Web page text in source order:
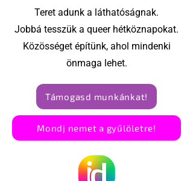
Teret adunk a láthatóságnak.
Jobbá tesszük a queer hétköznapokat.
Közösséget építünk, ahol mindenki
önmaga lehet.
Támogasd munkánkat!
Mondj nemet a gyűlöletre!